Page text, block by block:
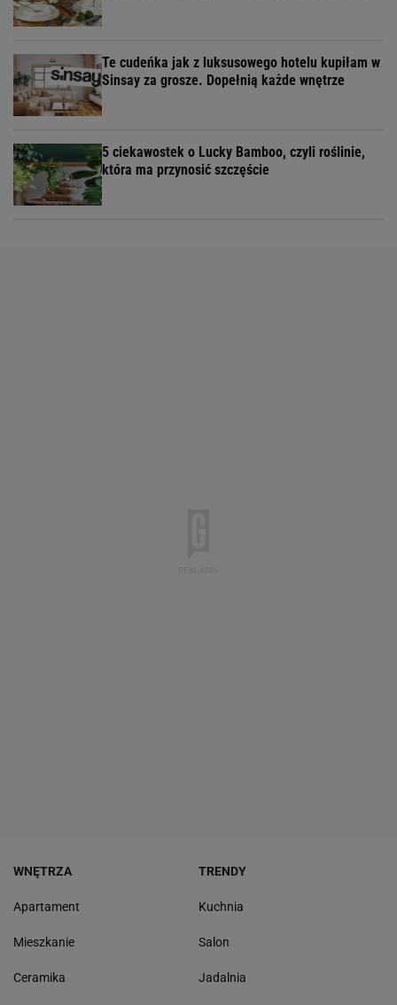
Te cudeńka jak z luksusowego hotelu kupiłam w
Sinsay za grosze. Dopełnią każde wnętrze
5 ciekawostek o Lucky Bamboo, czyli roślinie,
która ma przynosić szczęście
WNĘTRZA
Apartament
Mieszkanie
Ceramika
TRENDY
Kuchnia
Salon
Jadalnia